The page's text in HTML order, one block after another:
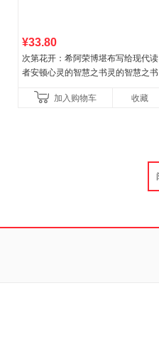
¥33.80
次第花开：希阿荣博堪布写给现代读
者安顿心灵的智慧之书灵的智慧之书
加入购物车 收藏